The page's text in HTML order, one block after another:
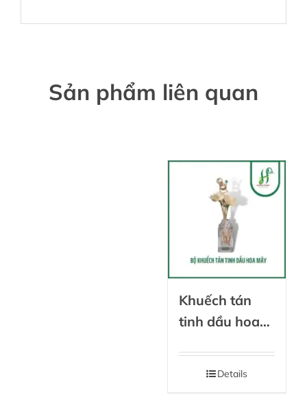
Sản phẩm liên quan
Khuếch tán
tinh dầu hoa
Details